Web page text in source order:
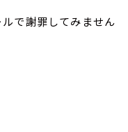
で謝罪してみません